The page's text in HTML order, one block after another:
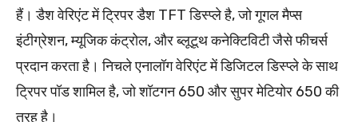
हैं। डैश वेरिएंट में ट्रिपर डैश TFT डिस्प्ले है, जो गूगल मैप्स
इंटीग्रेशन, म्यूजिक कंट्रोल, और ब्लूटूथ कनेक्टिविटी जैसे फीचर्स
प्रदान करता है। निचले एनालॉग वेरिएंट में डिजिटल डिस्प्ले के साथ
ट्रिपर पॉड शामिल है, जो शॉटगन 650 और सुपर मेटियोर 650 की
तरह है।